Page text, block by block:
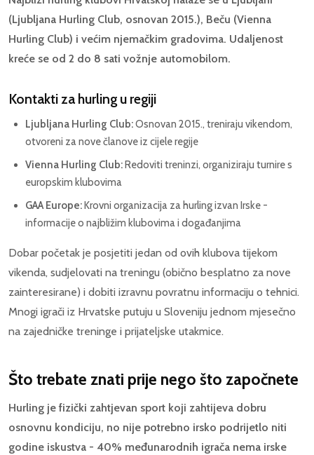
(Ljubljana Hurling Club, osnovan 2015.), Beču (Vienna
Hurling Club) i većim njemačkim gradovima. Udaljenost
kreće se od 2 do 8 sati vožnje automobilom.
Kontakti za hurling u regiji
Ljubljana Hurling Club:Osnovan 2015., treniraju vikendom,
otvoreni za nove članove iz cijele regije
Vienna Hurling Club: Redoviti treninzi, organiziraju turnire s
europskim klubovima
GAA Europe: Krovni organizacija za hurling izvan Irske -
informacije o najbližim klubovima i događanjima
Dobar početak je posjetiti jedan od ovih klubova tijekom
vikenda, sudjelovati na treningu (obično besplatno za nove
zainteresirane) i dobiti izravnu povratnu informaciju o tehnici.
Mnogi igrači iz Hrvatske putuju u Sloveniju jednom mjesečno
na zajedničke treninge i prijateljske utakmice.
Što trebate znati prije nego što započnete
Hurling je fizički zahtjevan sport koji zahtijeva dobru
osnovnu kondiciju, no nije potrebno irsko podrijetlo niti
godine iskustva - 40% međunarodnih igrača nema irske